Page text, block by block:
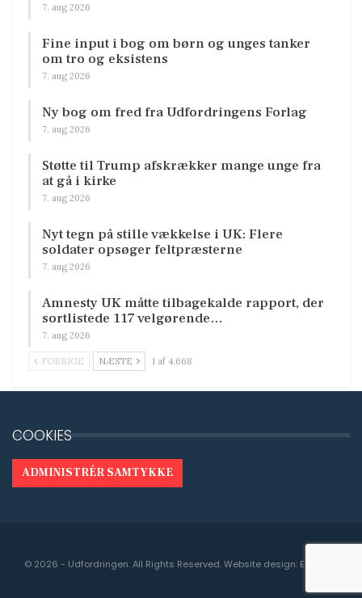
7. aug 2026
Fine input i bog om børn og unges tanker
om tro og eksistens
7. aug 2026
Ny bog om fred fra Udfordringens Forlag
7. aug 2026
Støtte til Trump afskrækker mange unge fra
at gå i kirke
7. aug 2026
Nyt tegn på stille vækkelse i UK: Flere
soldater opsøger feltpræsterne
7. aug 2026
Amnesty UK måtte tilbagekalde rapport, der
sortlistede 117 velgørende…
7. aug 2026
FORRIGE NÆSTE 1 af 4.668
COOKIES
ADMINISTRÉR SAMTYKKE
© 2026 - Udfordringen. All Rights Reserved.Website design: Engedal